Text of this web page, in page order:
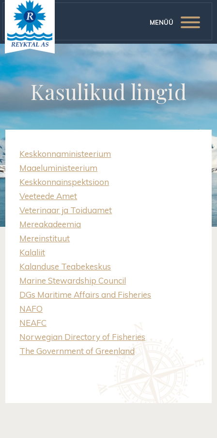
MENÜÜ
Kasulikud lingid
Keskkonnaministeerium
Maaeluministeerium
Keskkonnainspektsioon
Veeteede Amet
Veterinaar ja Toiduamet
Mereakadeemia
Mereinstituut
Kalaliit
Kalanduse Teabekeskus
Marine Stewardship Council
DGs Maritime Affairs and Fisheries
NAFO
NEAFC
Norwegian Directory of Fisheries
The Government of Greenland